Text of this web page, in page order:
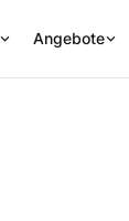
Angebote